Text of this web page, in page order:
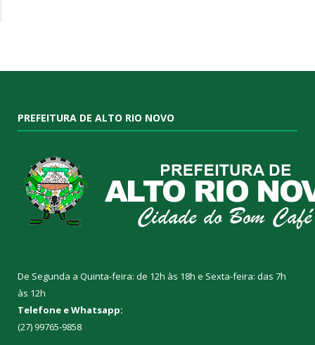
PREFEITURA DE ALTO RIO NOVO
De Segunda a Quinta-feira: de 12h às 18h e Sexta-feira: das 7h
às 12h
Telefone e Whatsapp:
(27) 99765-9858